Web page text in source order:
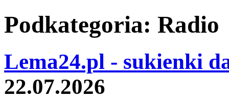
Podkategoria: Radio
Lema24.pl - sukienki
22.07.2026